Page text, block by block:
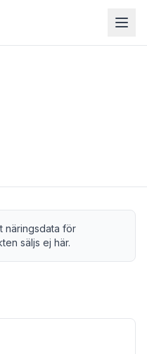
näringsdata för
säljs ej här.